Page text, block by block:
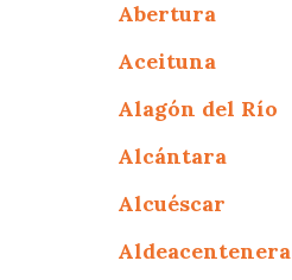
Abertura
Aceituna
Alagón del Río
Alcántara
Alcuéscar
Aldeacentenera